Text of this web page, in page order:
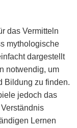
das Vermitteln
mythologische
dargestellt
notwendig, um
Bildung zu finden.
jedoch das
Lernen